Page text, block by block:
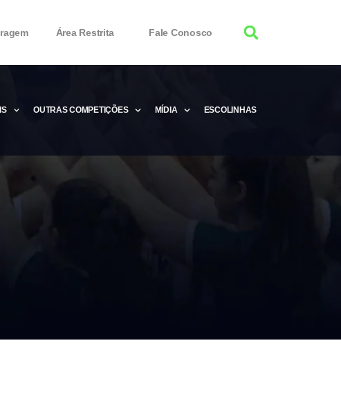
Área Restrita Fale Conosco
– Free Product Keys
OUTRAS COMPETIÇÕES MÍDIA ESCOLINHAS